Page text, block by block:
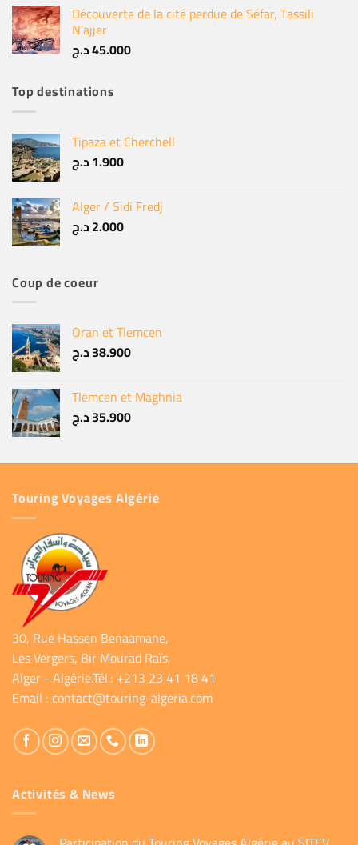
Découverte de la cité perdue de Séfar, Tassili
N’ajjer
45.000د.ج
Top destinations
Tipaza et Cherchell
1.900د.ج
Alger / Sidi Fredj
2.000د.ج
Coup de coeur
Oran et Tlemcen
38.900د.ج
Tlemcen et Maghnia
35.900د.ج
Touring Voyages Algérie
30, Rue Hassen Benaamane,
Les Vergers, Bir Mourad Raïs,
Alger - Algérie.Tél.: +213 23 41 18 41
Email :contact@touring-algeria.com
Activités & News